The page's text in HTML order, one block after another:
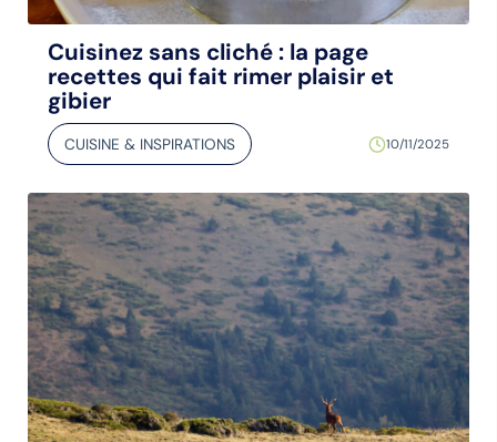
Cuisinez sans cliché : la page
recettes qui fait rimer plaisir et
gibier
CUISINE & INSPIRATIONS 10/11/2025